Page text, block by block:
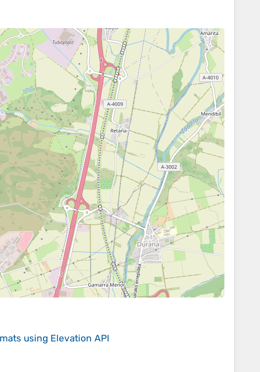
using Elevation API